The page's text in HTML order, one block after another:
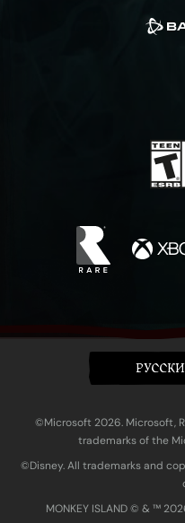
©Microsoft 2026. Microsoft,
trademarks of the
©Disney. All trademarks and
MONKEY ISLAND © & ™